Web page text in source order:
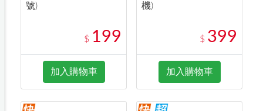
號)
$ 199
加入購物車
機)
$ 399
加入購物車